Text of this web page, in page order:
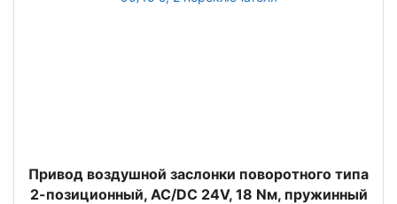
Привод воздушной заслонки поворотного типа
2-позиционный, AC/DC 24V, 18 Nм, пружинный